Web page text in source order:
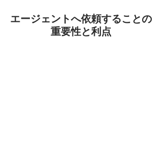
エージェントへ依頼することの
重要性と利点